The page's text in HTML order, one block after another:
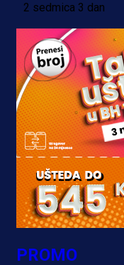
2 sedmica 3 dan
PROMO